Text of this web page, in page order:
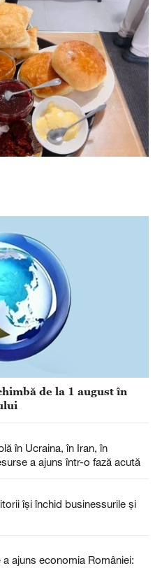
de la 1 august în
în Ucraina, în Iran, în
a ajuns într-o fază acută
îşi închid businessurile şi
ajuns economia României: